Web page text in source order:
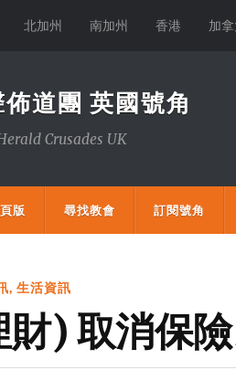
北加州 南加州 香港 加
道團 英國號角
Crusades UK
版 尋找教會 訂閱號角
, 生活資訊
) 取消保